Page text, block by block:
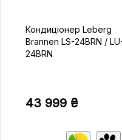
Кондиціонер Leberg
Brannen LS-24BRN /
24BRN
43 999 ₴